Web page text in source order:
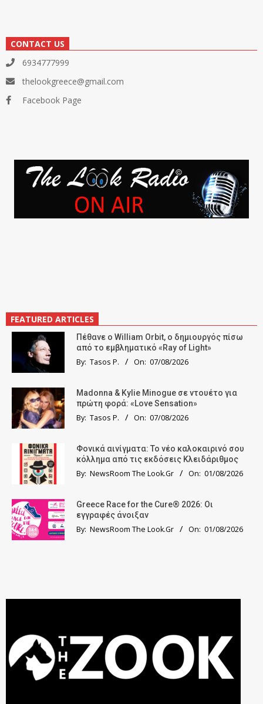
CONTACT US
6934777999
thelookgreece@gmail.com
Facebook Page
FEATURED ARTICLES
Πέθανε ο William Orbit, ο δημιουργός πίσω
από το εμβληματικό «Ray of Light»
By: Tasos P. On: 07/08/2026
Madonna & Kylie Minogue σε ντουέτο για
πρώτη φορά: «Love Sensation»
By: Tasos P. On: 07/08/2026
Φονικά αινίγματα: Το νέο καλοκαιρινό σου
κόλλημα από τις εκδόσεις Κλειδάριθμος
By: NewsRoom The Look.Gr On: 01/08/2026
Greece Race for the Cure® 2026: Οι
εγγραφές άνοιξαν
By: NewsRoom The Look.Gr On: 01/08/2026